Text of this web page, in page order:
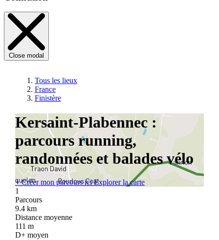
Close modal
Tous les lieux
France
Finistère
Kersaint-Plabennec :
parcours running,
randonnées et balades vélo
+Créer mon parcours iciExplorer la carte
1
Parcours
9.4 km
Distance moyenne
111 m
D+ moyen